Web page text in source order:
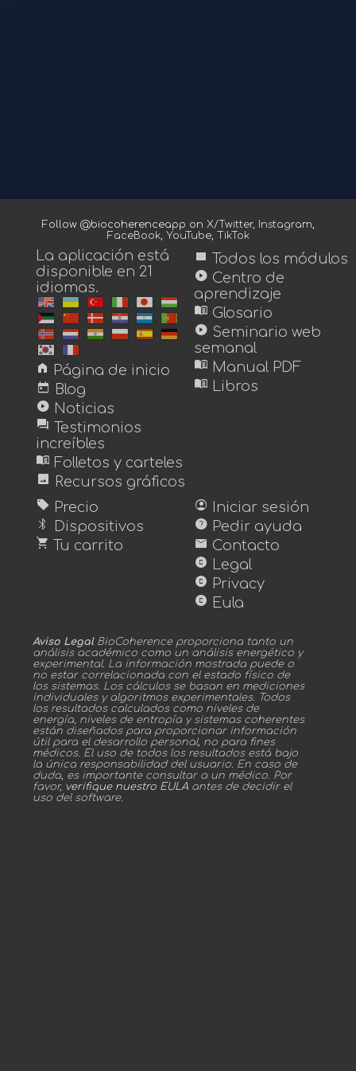
Follow @biocoherenceapp on X/Twitter, Instagram,
FaceBook, YouTube, TikTok
La aplicación está
disponible en 21
idiomas.
home Página de inicio
today Blog
play_circle Noticias
forum Testimonios
increíbles
menu_book Folletos y carteles
image Recursos gráficos
view_module Todos los módulos
play_circle Centro de
aprendizaje
menu_book Glosario
play_circle Seminario web
semanal
menu_book Manual PDF
menu_book Libros
sell Precio
bluetooth Dispositivos
shopping_cart Tu carrito
account_circle Iniciar sesión
help Pedir ayuda
mail Contacto
copyright Legal
copyright Privacy
copyright Eula
Aviso LegalBioCoherence proporciona tanto un
análisis académico como un análisis energético y
experimental. La información mostrada puede o
no estar correlacionada con el estado físico de
los sistemas. Los cálculos se basan en mediciones
individuales y algoritmos experimentales. Todos
los resultados calculados como niveles de
energía, niveles de entropía y sistemas coherentes
están diseñados para proporcionar información
útil para el desarrollo personal, no para fines
médicos. El uso de todos los resultados está bajo
la única responsabilidad del usuario. En caso de
duda, es importante consultar a un médico. Por
favor, verifique nuestro EULA antes de decidir el
uso del software.